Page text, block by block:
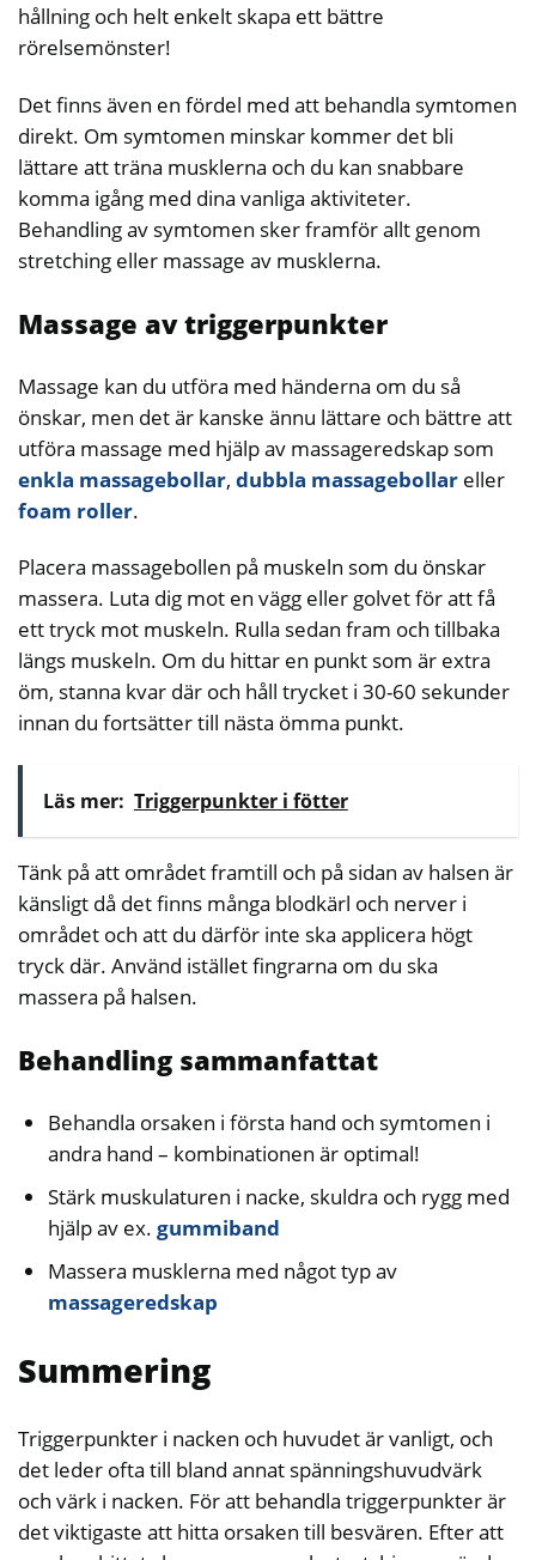
hållning och helt enkelt skapa ett bättre
rörelsemönster!
Det finns även en fördel med att behandla symtomen
direkt. Om symtomen minskar kommer det bli
lättare att träna musklerna och du kan snabbare
komma igång med dina vanliga aktiviteter.
Behandling av symtomen sker framför allt genom
stretching eller massage av musklerna.
Massage av triggerpunkter
Massage kan du utföra med händerna om du så
önskar, men det är kanske ännu lättare och bättre att
utföra massage med hjälp av massageredskap som
enkla massagebollar, dubbla massagebollar eller
foam roller.
Placera massagebollen på muskeln som du önskar
massera. Luta dig mot en vägg eller golvet för att få
ett tryck mot muskeln. Rulla sedan fram och tillbaka
längs muskeln. Om du hittar en punkt som är extra
öm, stanna kvar där och håll trycket i 30-60 sekunder
innan du fortsätter till nästa ömma punkt.
Läs mer: Triggerpunkter i fötter
Tänk på att området framtill och på sidan av halsen är
känsligt då det finns många blodkärl och nerver i
området och att du därför inte ska applicera högt
tryck där. Använd istället fingrarna om du ska
massera på halsen.
Behandling sammanfattat
Behandla orsaken i första hand och symtomen i
andra hand – kombinationen är optimal!
Stärk muskulaturen i nacke, skuldra och rygg med
hjälp av ex. gummiband
Massera musklerna med något typ av
massageredskap
Summering
Triggerpunkter i nacken och huvudet är vanligt, och
det leder ofta till bland annat spänningshuvudvärk
och värk i nacken. För att behandla triggerpunkter är
det viktigaste att hitta orsaken till besvären. Efter att